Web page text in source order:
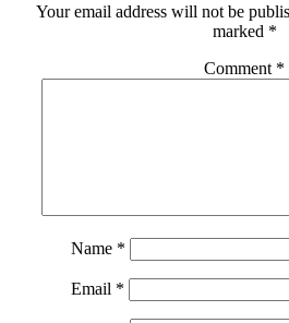
Your email address will not be
marked *
Comment *
Name *
Email *